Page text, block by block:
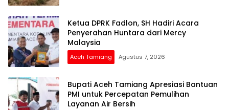
Ketua DPRK Fadlon, SH Hadiri Acara
Penyerahan Huntara dari Mercy
Malaysia
Aceh Tamiang Agustus 7, 2026
Bupati Aceh Tamiang Apresiasi Bantuan
PMI untuk Percepatan Pemulihan
Layanan Air Bersih